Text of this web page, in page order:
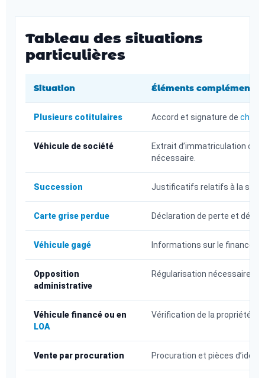
Tableau des situations
particulières
Situation Éléments
Plusieurs cotitulaires Accord et signature de
Véhicule de société
Extrait d’immatriculation de
nécessaire.
Succession Justificatifs relatifs à la
Carte grise perdue Déclaration de perte et
Véhicule gagé Informations sur le
Opposition
administrative
Régularisation nécessaire
Véhicule financé ou en
LOA
Vérification de la propriété et
Vente par procuration Procuration et pièces